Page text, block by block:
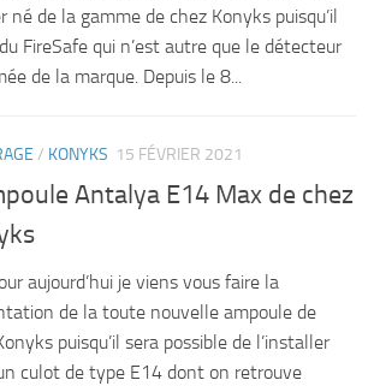
né de la gamme de chez Konyks puisqu’il
FireSafe qui n’est autre que le détecteur
de la marque. Depuis le 8...
/ KONYKS 15 FÉVRIER 2021
Antalya E14 Max de chez
aujourd’hui je viens vous faire la
de la toute nouvelle ampoule de
puisqu’il sera possible de l’installer
culot de type E14 dont on retrouve